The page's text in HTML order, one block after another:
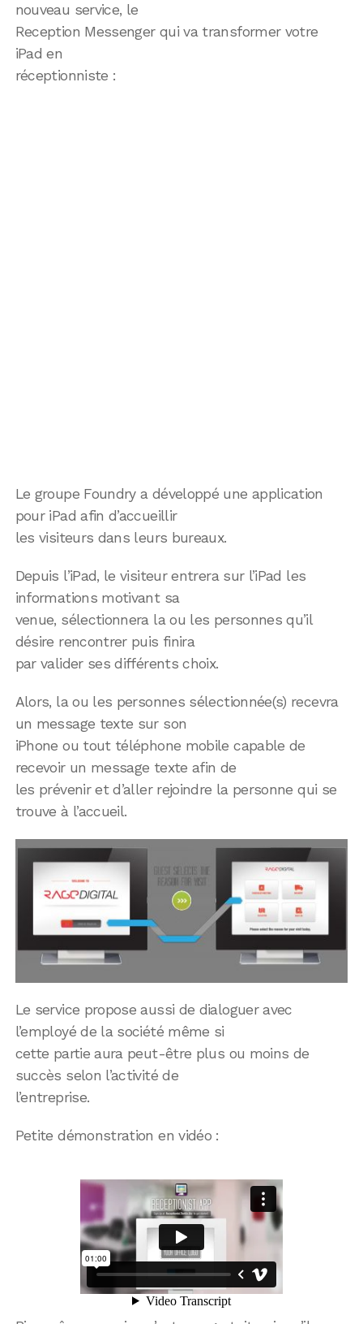
nouveau service, le
Reception Messenger qui va transformer votre
iPad en
réceptionniste :
Le groupe Foundry a développé une application
pour iPad afin d’accueillir
les visiteurs dans leurs bureaux.
Depuis l’iPad, le visiteur entrera sur l’iPad les
informations motivant sa
venue, sélectionnera la ou les personnes qu’il
désire rencontrer puis finira
par valider ses différents choix.
Alors, la ou les personnes sélectionnée(s) recevra
un message texte sur son
iPhone ou tout téléphone mobile capable de
recevoir un message texte afin de
les prévenir et d’aller rejoindre la personne qui se
trouve à l’accueil.
Le service propose aussi de dialoguer avec
l’employé de la société même si
cette partie aura peut-être plus ou moins de
succès selon l’activité de
l’entreprise.
Petite démonstration en vidéo :